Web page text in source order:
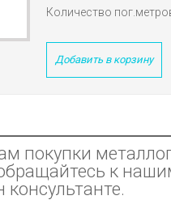
Количество
Добавить в корзину
покупки
к